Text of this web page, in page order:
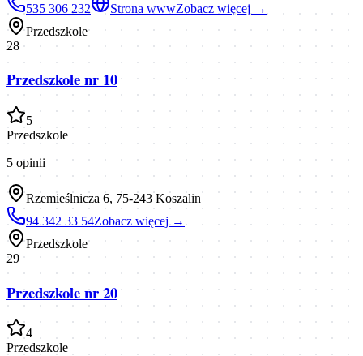
535 306 232
Strona wwwZobacz więcej →
Przedszkole
28
Przedszkole nr 10
5
Przedszkole
5 opinii
Rzemieślnicza 6, 75-243 Koszalin
94 342 33 54Zobacz więcej →
Przedszkole
29
Przedszkole nr 20
4
Przedszkole